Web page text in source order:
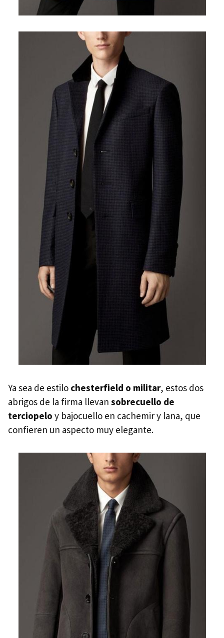
Ya sea de estilo chesterfield o militar, estos dos
abrigos de la firma llevan sobrecuello de
terciopelo y bajocuello en cachemir y lana, que
confieren un aspecto muy elegante.